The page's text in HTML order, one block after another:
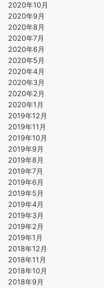
2020年10月
2020年9月
2020年8月
2020年7月
2020年6月
2020年5月
2020年4月
2020年3月
2020年2月
2020年1月
2019年12月
2019年11月
2019年10月
2019年9月
2019年8月
2019年7月
2019年6月
2019年5月
2019年4月
2019年3月
2019年2月
2019年1月
2018年12月
2018年11月
2018年10月
2018年9月